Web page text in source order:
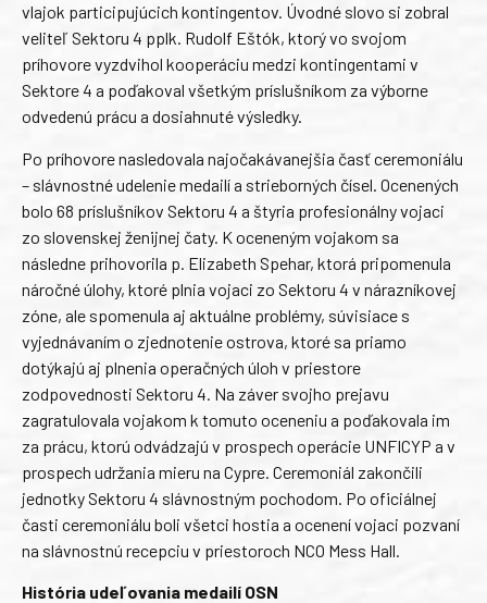
vlajok participujúcich kontingentov. Úvodné slovo si zobral
veliteľ Sektoru 4 pplk. Rudolf Eštók, ktorý vo svojom
príhovore vyzdvihol kooperáciu medzi kontingentami v
Sektore 4 a poďakoval všetkým príslušníkom za výborne
odvedenú prácu a dosiahnuté výsledky.
Po príhovore nasledovala najočakávanejšia časť ceremoniálu
– slávnostné udelenie medailí a strieborných čísel. Ocenených
bolo 68 príslušníkov Sektoru 4 a štyria profesionálny vojaci
zo slovenskej ženijnej čaty. K oceneným vojakom sa
následne prihovorila p. Elizabeth Spehar, ktorá pripomenula
náročné úlohy, ktoré plnia vojaci zo Sektoru 4 v nárazníkovej
zóne, ale spomenula aj aktuálne problémy, súvisiace s
vyjednávaním o zjednotenie ostrova, ktoré sa priamo
dotýkajú aj plnenia operačných úloh v priestore
zodpovednosti Sektoru 4. Na záver svojho prejavu
zagratulovala vojakom k tomuto oceneniu a poďakovala im
za prácu, ktorú odvádzajú v prospech operácie UNFICYP a v
prospech udržania mieru na Cypre. Ceremoniál zakončili
jednotky Sektoru 4 slávnostným pochodom. Po oficiálnej
časti ceremoniálu boli všetci hostia a ocenení vojaci pozvaní
na slávnostnú recepciu v priestoroch NCO Mess Hall.
História udeľovania medailí OSN